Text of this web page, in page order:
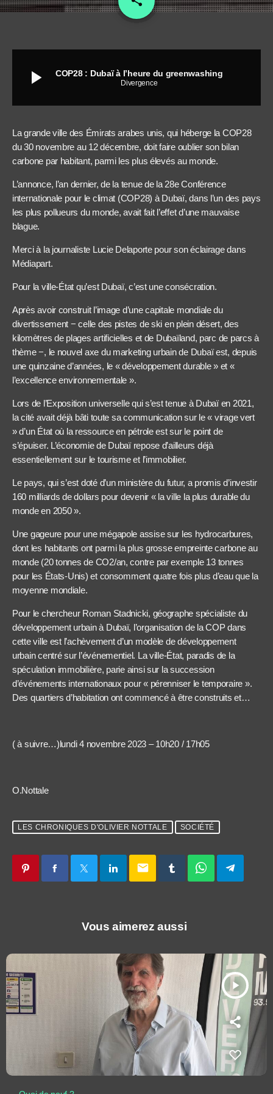
play_arrow COP28 : Dubaï à l’heure du greenwashing
Divergence
La grande ville des Émirats arabes unis, qui héberge la COP28
du 30 novembre au 12 décembre, doit faire oublier son bilan
carbone par habitant, parmi les plus élevés au monde.
L’annonce, l’an dernier, de la tenue de la 28e Conférence
internationale pour le climat (COP28) à Dubaï, dans l’un des pays
les plus pollueurs du monde, avait fait l’effet d’une mauvaise
blague.
Merci à la journaliste Lucie Delaporte pour son éclairage dans
Médiapart.
Pour la ville-État qu’est Dubaï, c’est une consécration.
Après avoir construit l’image d’une capitale mondiale du
divertissement − celle des pistes de ski en plein désert, des
kilomètres de plages artificielles et de Dubaïland, parc de parcs à
thème −, le nouvel axe du marketing urbain de Dubaï est, depuis
une quinzaine d’années, le « développement durable » et «
l’excellence environnementale ».
Lors de l’Exposition universelle qui s’est tenue à Dubaï en 2021,
la cité avait déjà bâti toute sa communication sur le « virage vert
» d’un État où la ressource en pétrole est sur le point de
s’épuiser. L’économie de Dubaï repose d’ailleurs déjà
essentiellement sur le tourisme et l’immobilier.
Le pays, qui s’est doté d’un ministère du futur, a promis d’investir
160 milliards de dollars pour devenir « la ville la plus durable du
monde en 2050 ».
Une gageure pour une mégapole assise sur les hydrocarbures,
dont les habitants ont parmi la plus grosse empreinte carbone au
monde (20 tonnes de CO2/an, contre par exemple 13 tonnes
pour les États-Unis) et consomment quatre fois plus d’eau que la
moyenne mondiale.
Pour le chercheur Roman Stadnicki, géographe spécialiste du
développement urbain à Dubaï, l’organisation de la COP dans
cette ville est l’achèvement d’un modèle de développement
urbain centré sur l’événementiel. La ville-État, paradis de la
spéculation immobilière, parie ainsi sur la succession
d’événements internationaux pour « pérenniser le temporaire ».
Des quartiers d’habitation ont commencé à être construits et…
( à suivre…)lundi 4 novembre 2023 – 10h20 / 17h05
O.Nottale
LES CHRONIQUES D'OLIVIER NOTTALE SOCIÉTÉ
email
Vous aimerez aussi
play_arrow